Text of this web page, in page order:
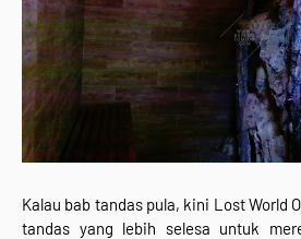
Kalau bab tandas pula, kini Lost World
tandas yang lebih selesa untuk